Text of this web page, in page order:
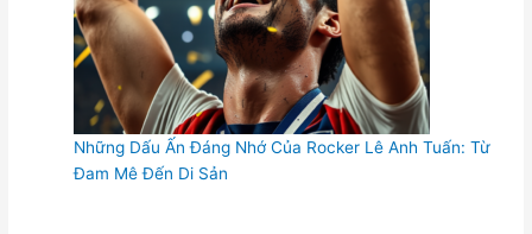
Những Dấu Ấn Đáng Nhớ Của Rocker Lê Anh Tuấn: Từ
Đam Mê Đến Di Sản